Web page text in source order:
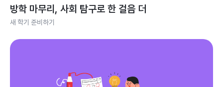
방학 마무리, 사회 탐구로 한 걸음 더
새 학기 준비하기